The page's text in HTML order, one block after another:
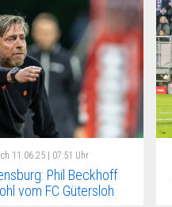
11.06.25 | 07:51 Uhr
Phil Beckhoff
vom FC Gütersloh